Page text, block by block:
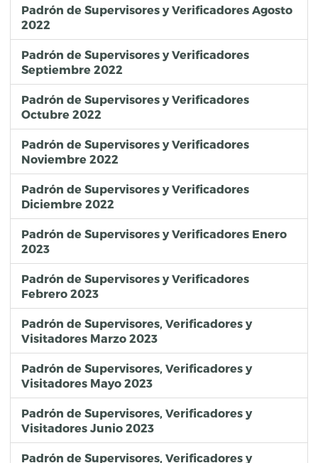
Padrón de Supervisores y Verificadores Agosto
2022
Padrón de Supervisores y Verificadores
Septiembre 2022
Padrón de Supervisores y Verificadores
Octubre 2022
Padrón de Supervisores y Verificadores
Noviembre 2022
Padrón de Supervisores y Verificadores
Diciembre 2022
Padrón de Supervisores y Verificadores Enero
2023
Padrón de Supervisores y Verificadores
Febrero 2023
Padrón de Supervisores, Verificadores y
Visitadores Marzo 2023
Padrón de Supervisores, Verificadores y
Visitadores Mayo 2023
Padrón de Supervisores, Verificadores y
Visitadores Junio 2023
Padrón de Supervisores, Verificadores y